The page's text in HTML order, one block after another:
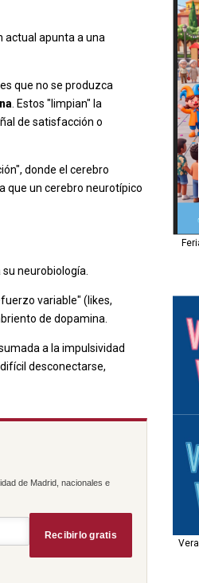
actual apunta a una
que no se produzca
. Estos "limpian" la
de satisfacción o
donde el cerebro
que un cerebro neurotípico
neurobiología.
variable" (likes,
de dopamina.
a la impulsividad
desconectarse,
de Madrid, nacionales e
Recibirlo gratis